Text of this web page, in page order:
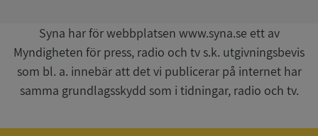
Syna har för webbplatsen www.syna.se ett av
Myndigheten för press, radio och tv s.k. utgivningsbevis
som bl. a. innebär att det vi publicerar på internet har
samma grundlagsskydd som i tidningar, radio och tv.
de.syna.se